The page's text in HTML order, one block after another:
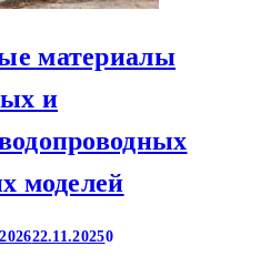
материалы
и
моделей
22.11.20250